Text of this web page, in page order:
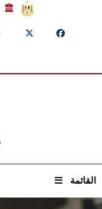
القائمة